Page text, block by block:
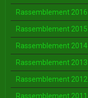
Rassemblement 2016
Rassemblement 2015
Rassemblement 2014
Rassemblement 2013
Rassemblement 2012
Rassemblement 2011